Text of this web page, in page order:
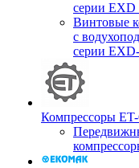
серии
Винтовые
с
серии
Компрессоры ET-